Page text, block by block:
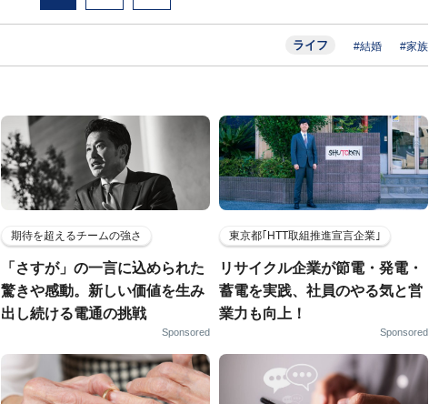
ライフ #結婚 #家族
期待を超えるチームの強さ
「さすが」の一言に込められた
驚きや感動。新しい価値を生み
出し続ける電通の挑戦
Sponsored
東京都｢HTT取組推進宣言企業｣
リサイクル企業が節電・発電・
蓄電を実践、社員のやる気と営
業力も向上！
Sponsored